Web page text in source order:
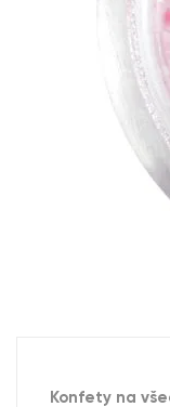
Konfety na